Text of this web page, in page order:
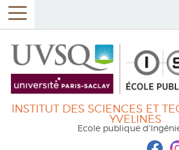
INSTITUT DES SCIENCES ET
YVELINES
Ecole publique